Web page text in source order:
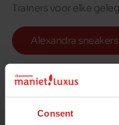
Consent
Trainers voor elke
Alexandra sneakers